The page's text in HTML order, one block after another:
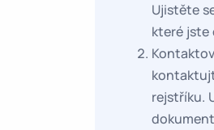
Ujistěte
které jste
rejstříku.